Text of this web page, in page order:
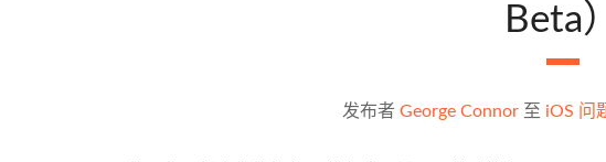
Beta）
发布者 George Connor至 iOS 问